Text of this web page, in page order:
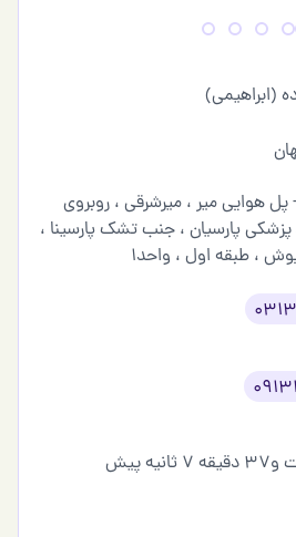
(ابراهیمی)
هوایی میر ، میرشرقی ، روبروی
پارسیان ، جنب تشک پارسینا ،
، طبقه اول ، واحد1